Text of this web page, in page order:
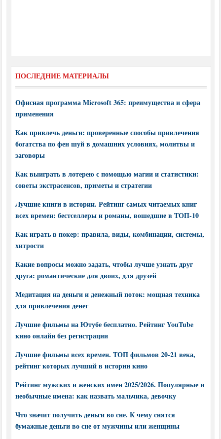
ПОСЛЕДНИЕ МАТЕРИАЛЫ
Офисная программа Microsoft 365: преимущества и сфера
применения
Как привлечь деньги: проверенные способы привлечения
богатства по фен шуй в домашних условиях, молитвы и
заговоры
Как выиграть в лотерею с помощью магии и статистики:
советы экстрасенсов, приметы и стратегии
Лучшие книги в истории. Рейтинг самых читаемых книг
всех времен: бестселлеры и романы, вошедшие в ТОП-10
Как играть в покер: правила, виды, комбинации, системы,
хитрости
Какие вопросы можно задать, чтобы лучше узнать друг
друга: романтические для двоих, для друзей
Медитация на деньги и денежный поток: мощная техника
для привлечения денег
Лучшие фильмы на Ютубе бесплатно. Рейтинг YouTube
кино онлайн без регистрации
Лучшие фильмы всех времен. ТОП фильмов 20-21 века,
рейтинг которых лучший в истории кино
Рейтинг мужских и женских имен 2025/2026. Популярные и
необычные имена: как назвать мальчика, девочку
Что значит получить деньги во сне. К чему снятся
бумажные деньги во сне от мужчины или женщины